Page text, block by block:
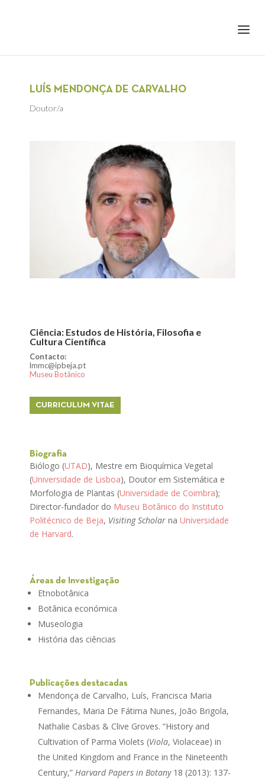
LUÍS MENDONÇA DE CARVALHO
Doutor/a
Ciência: Estudos de História, Filosofia e
Cultura Científica
Contacto:
lmmc@ipbeja.pt
Museu Botânico
CURRICULUM VITAE
Biografia
Biólogo (UTAD), Mestre em Bioquímica Vegetal
(Universidade de Lisboa), Doutor em Sistemática e
Morfologia de Plantas (Universidade de Coimbra);
Director-fundador do Museu Botânico do Instituto
Politécnico de Beja, Visiting Scholar na Universidade
de Harvard.
Áreas de Investigação
Etnobotânica
Botânica económica
Museologia
História das ciências
Publicações destacadas
Mendonça de Carvalho, Luís, Francisca Maria
Fernandes, Maria De Fátima Nunes, João Brigola,
Nathalie Casbas & Clive Groves. “History and
Cultivation of Parma Violets (Viola, Violaceae) in
the United Kingdom and France in the Nineteenth
Century,” Harvard Papers in Botany18 (2013): 137-